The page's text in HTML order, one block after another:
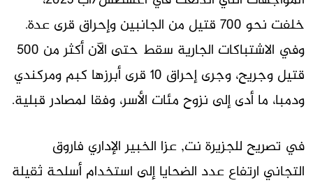
خلفت نحو 700 قتيل من الجانبين وإحراق قرى عدة.
وفي الاشتباكات الجارية سقط حتى الآن أكثر من 500
قتيل وجريح، وجرى إحراق 10 قرى أبرزها كبم ومركندي
ودمبا، ما أدى إلى نزوح مئات الأسر، وفقا لمصادر قبلية.
في تصريح للجزيرة نت, عزا الخبير الإداري فاروق
التجاني ارتفاع عدد الضحايا إلى استخدام أسلحة ثقيلة